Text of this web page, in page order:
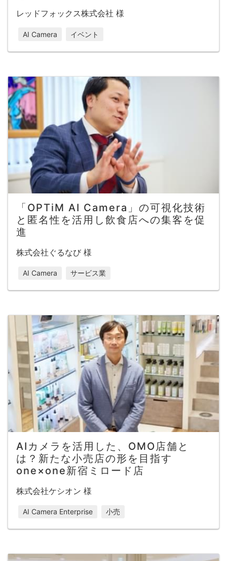
レッドフォックス株式会社 様
AI Camera イベント
「OPTiM AI Camera」の可視化技術
と匿名性を活用し飲食店への集客を促
進
株式会社ぐるなび 様
AI Camera サービス業
AIカメラを活用した、OMO店舗と
は？新たな小売店の形を目指す
one×one新宿ミロード店
株式会社ケシオン 様
AI Camera Enterprise 小売